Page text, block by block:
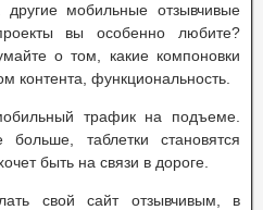
мобильные отзывчивые
вы особенно любите?
о том, какие компоновки
контента, функциональность.
трафик на подъеме.
таблетки становятся
быть на связи в дороге.
свой сайт отзывчивым, в